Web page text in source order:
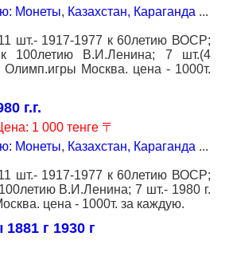
Монеты, Казахстан, Караганда ...
шт.- 1917-1977 к 60летию ВОСР;
100летию В.И.Ленина; 7 шт.(4
Олимп.игры Москва. цена - 1000т.
г.г.
1 000 тенге 〒
Монеты, Казахстан, Караганда ...
шт.- 1917-1977 к 60летию ВОСР;
В.И.Ленина; 7 шт.- 1980 г.
цена - 1000т. за каждую.
г 1930 г